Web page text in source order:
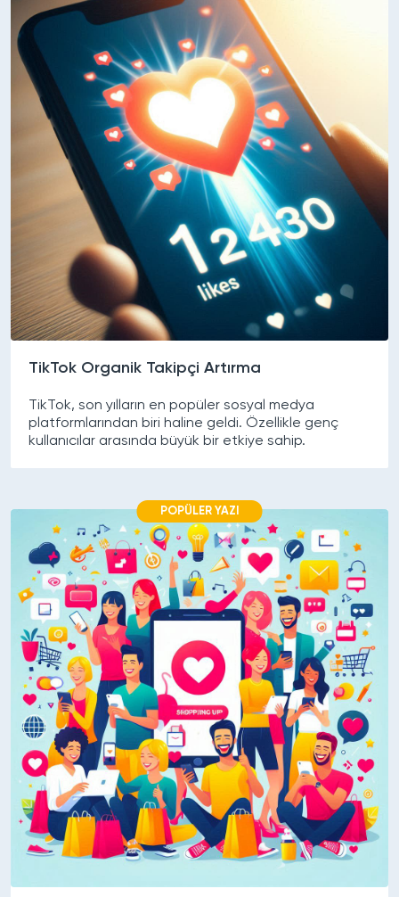
TikTok Organik Takipçi Artırma
TikTok, son yılların en popüler sosyal medya
platformlarından biri haline geldi. Özellikle genç
kullanıcılar arasında büyük bir etkiye sahip.
POPÜLER YAZI